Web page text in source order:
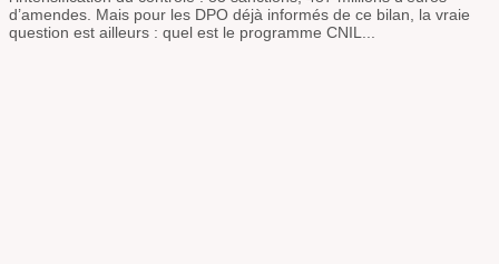
d’amendes. Mais pour les DPO déjà informés de ce bilan, la vraie
question est ailleurs : quel est le programme CNIL...